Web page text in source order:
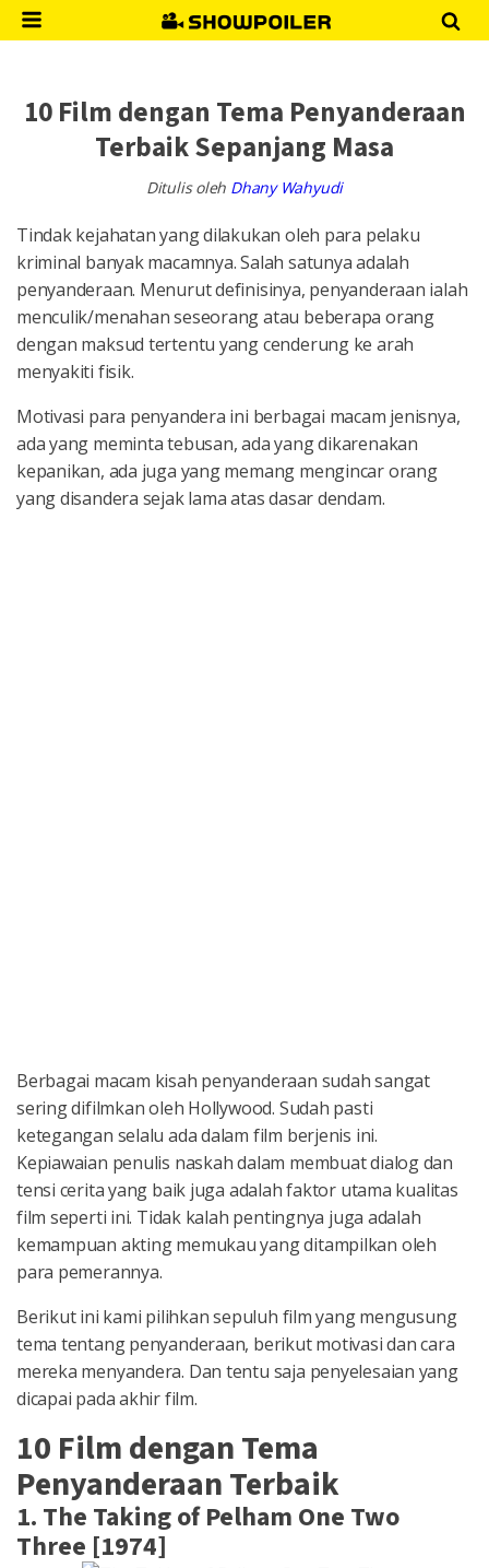
10 Film dengan Tema Penyanderaan
Terbaik Sepanjang Masa
Ditulis oleh Dhany Wahyudi
Tindak kejahatan yang dilakukan oleh para pelaku
kriminal banyak macamnya. Salah satunya adalah
penyanderaan. Menurut definisinya, penyanderaan ialah
menculik/menahan seseorang atau beberapa orang
dengan maksud tertentu yang cenderung ke arah
menyakiti fisik.
Motivasi para penyandera ini berbagai macam jenisnya,
ada yang meminta tebusan, ada yang dikarenakan
kepanikan, ada juga yang memang mengincar orang
yang disandera sejak lama atas dasar dendam.
Berbagai macam kisah penyanderaan sudah sangat
sering difilmkan oleh Hollywood. Sudah pasti
ketegangan selalu ada dalam film berjenis ini.
Kepiawaian penulis naskah dalam membuat dialog dan
tensi cerita yang baik juga adalah faktor utama kualitas
film seperti ini. Tidak kalah pentingnya juga adalah
kemampuan akting memukau yang ditampilkan oleh
para pemerannya.
Berikut ini kami pilihkan sepuluh film yang mengusung
tema tentang penyanderaan, berikut motivasi dan cara
mereka menyandera. Dan tentu saja penyelesaian yang
dicapai pada akhir film.
10 Film dengan Tema
Penyanderaan Terbaik
1. The Taking of Pelham One Two
Three [1974]